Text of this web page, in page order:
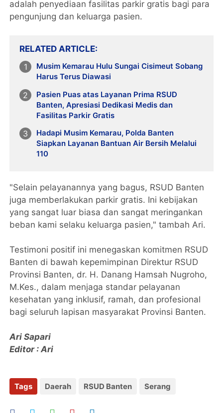
adalah penyediaan fasilitas parkir gratis bagi para
pengunjung dan keluarga pasien.
RELATED ARTICLE
Musim Kemarau Hulu Sungai Cisimeut Sobang
Harus Terus Diawasi
Pasien Puas atas Layanan Prima RSUD
Banten, Apresiasi Dedikasi Medis dan
Fasilitas Parkir Gratis
Hadapi Musim Kemarau, Polda Banten
Siapkan Layanan Bantuan Air Bersih Melalui
110
"Selain pelayanannya yang bagus, RSUD Banten
juga memberlakukan parkir gratis. Ini kebijakan
yang sangat luar biasa dan sangat meringankan
beban kami selaku keluarga pasien," tambah Ari.
Testimoni positif ini menegaskan komitmen RSUD
Banten di bawah kepemimpinan Direktur RSUD
Provinsi Banten, dr. H. Danang Hamsah Nugroho,
M.Kes., dalam menjaga standar pelayanan
kesehatan yang inklusif, ramah, dan profesional
bagi seluruh lapisan masyarakat Provinsi Banten.
Ari Sapari
Editor : Ari
Tags Daerah RSUD Banten Serang